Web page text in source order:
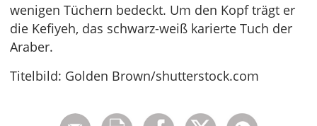
wenigen Tüchern bedeckt. Um den Kopf trägt er
die Kefiyeh, das schwarz-weiß karierte Tuch der
Araber.
Titelbild: Golden Brown/shutterstock.com